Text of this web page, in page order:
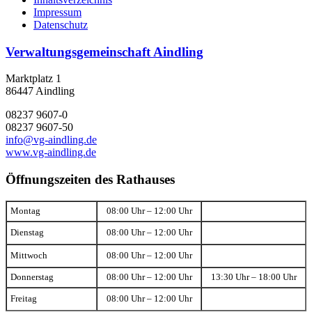
Impressum
Datenschutz
Verwaltungsgemeinschaft Aindling
Marktplatz 1
86447 Aindling
08237 9607-0
08237 9607-50
info@vg-aindling.de
www.vg-aindling.de
Öffnungszeiten des Rathauses
Montag 08:00 Uhr – 12:00 Uhr
Dienstag 08:00 Uhr – 12:00 Uhr
Mittwoch 08:00 Uhr – 12:00 Uhr
Donnerstag 08:00 Uhr – 12:00 Uhr 13:30 Uhr – 18:00 Uhr
Freitag 08:00 Uhr – 12:00 Uhr